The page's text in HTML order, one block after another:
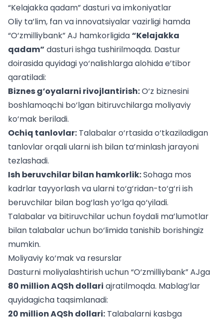
“Kelajakka qadam” dasturi va imkoniyatlar
Oliy ta’lim, fan va innovatsiyalar vazirligi hamda
“O‘zmilliybank” AJ hamkorligida“Kelajakka
qadam” dasturi ishga tushirilmoqda. Dastur
doirasida quyidagi yo‘nalishlarga alohida e’tibor
qaratiladi:
Biznes g‘oyalarni rivojlantirish:O‘z biznesini
boshlamoqchi bo‘lgan bitiruvchilarga moliyaviy
ko‘mak beriladi.
Ochiq tanlovlar: Talabalar o‘rtasida o‘tkaziladigan
tanlovlar orqali ularni ish bilan ta’minlash jarayoni
tezlashadi.
Ish beruvchilar bilan hamkorlik:Sohaga mos
kadrlar tayyorlash va ularni to‘g‘ridan-to‘g‘ri ish
beruvchilar bilan bog‘lash yo‘lga qo‘yiladi.
Talabalar va bitiruvchilar uchun foydali ma’lumotlar
bilan talabalar uchun bo‘limida tanishib borishingiz
mumkin.
Moliyaviy ko‘mak va resurslar
Dasturni moliyalashtirish uchun “O‘zmilliybank” AJga
80 million AQSh dollari ajratilmoqda. Mablag‘lar
quyidagicha taqsimlanadi:
20 million AQSh dollari: Talabalarni kasbga